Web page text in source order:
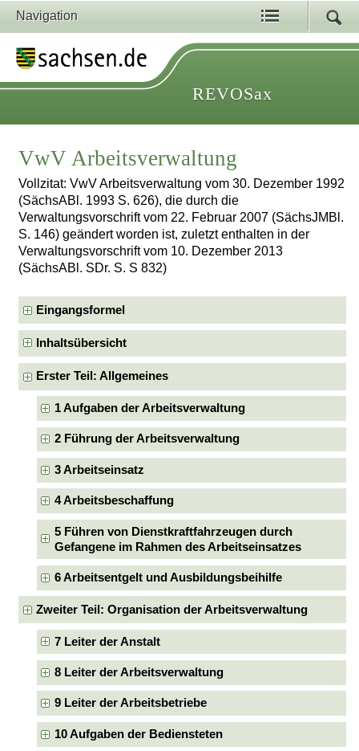
Navigation
REVOSax
VwV Arbeitsverwaltung
Vollzitat: VwV Arbeitsverwaltung vom 30. Dezember 1992
(SächsABl. 1993 S. 626), die durch die
Verwaltungsvorschrift vom 22. Februar 2007 (SächsJMBl.
S. 146) geändert worden ist, zuletzt enthalten in der
Verwaltungsvorschrift vom 10. Dezember 2013
(SächsABl. SDr. S. S 832)
Eingangsformel
Inhaltsübersicht
Erster Teil: Allgemeines
1 Aufgaben der Arbeitsverwaltung
2 Führung der Arbeitsverwaltung
3 Arbeitseinsatz
4 Arbeitsbeschaffung
5 Führen von Dienstkraftfahrzeugen durch
Gefangene im Rahmen des Arbeitseinsatzes
6 Arbeitsentgelt und Ausbildungsbeihilfe
Zweiter Teil: Organisation der Arbeitsverwaltung
7 Leiter der Anstalt
8 Leiter der Arbeitsverwaltung
9 Leiter der Arbeitsbetriebe
10 Aufgaben der Bediensteten